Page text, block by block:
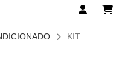
KIT